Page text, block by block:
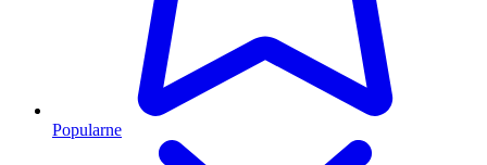
Popularne